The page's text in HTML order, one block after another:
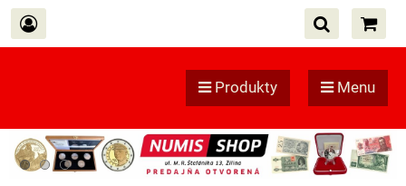
Produkty Menu